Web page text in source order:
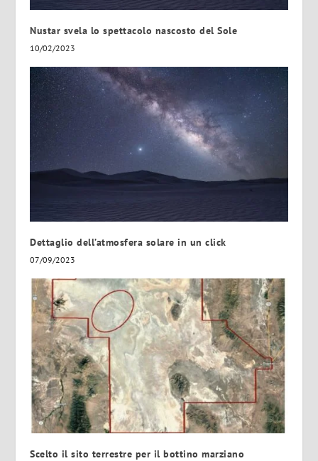
Nustar svela lo spettacolo nascosto del Sole
10/02/2023
Dettaglio dell’atmosfera solare in un click
07/09/2023
Scelto il sito terrestre per il bottino marziano